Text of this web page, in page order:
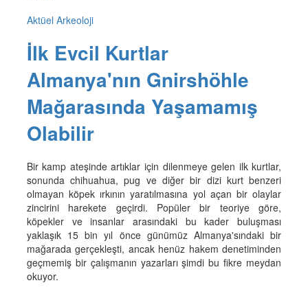
Aktüel Arkeoloji
İlk Evcil Kurtlar
Almanya'nın Gnirshöhle
Mağarasında Yaşamamış
Olabilir
Bir kamp ateşinde artıklar için dilenmeye gelen ilk kurtlar,
sonunda chihuahua, pug ve diğer bir dizi kurt benzeri
olmayan köpek ırkının yaratılmasına yol açan bir olaylar
zincirini harekete geçirdi. Popüler bir teoriye göre,
köpekler ve insanlar arasındaki bu kader buluşması
yaklaşık 15 bin yıl önce günümüz Almanya'sındaki bir
mağarada gerçekleşti, ancak henüz hakem denetiminden
geçmemiş bir çalışmanın yazarları şimdi bu fikre meydan
okuyor.